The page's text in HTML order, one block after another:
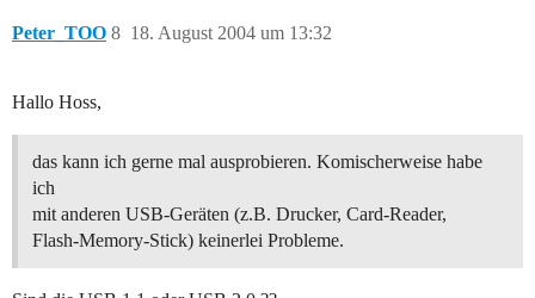
Peter_TOO 18. August 2004 um 13:32
8
Hallo Hoss,
das kann ich gerne mal ausprobieren. Komischerweise habe
ich
mit anderen USB-Geräten (z.B. Drucker, Card-Reader,
Flash-Memory-Stick) keinerlei Probleme.